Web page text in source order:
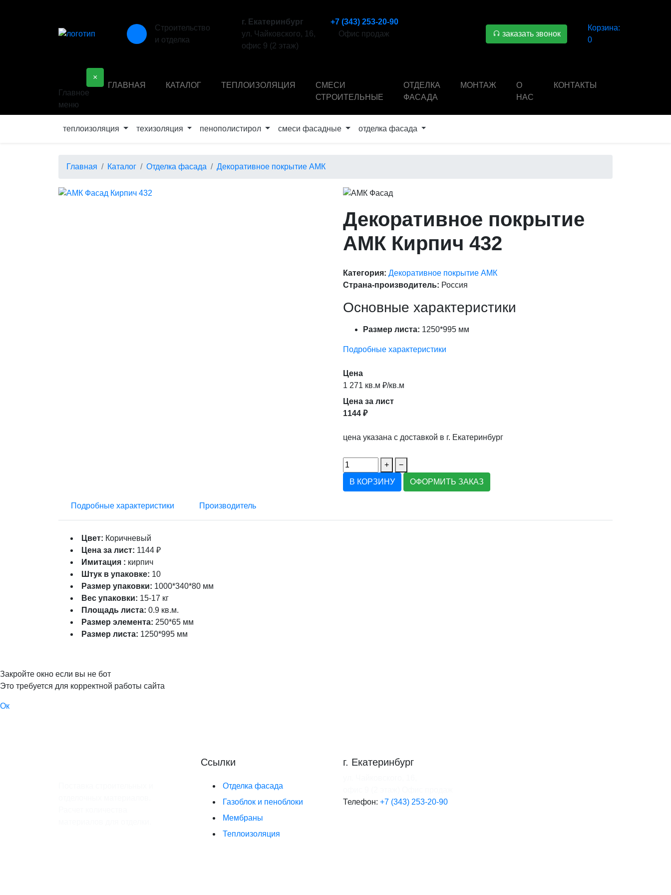
Строительство
и отделка
г. Екатеринбург
ул. Чайковского, 16,
офис 9 (2 этаж)
+7 (343) 253-20-90
Офис продаж
заказать звонок
Корзина:
0
×
Главное
меню
ГЛАВНАЯ КАТАЛОГ ТЕПЛОИЗОЛЯЦИЯ
СМЕСИ
СТРОИТЕЛЬНЫЕ
ОТДЕЛКА
ФАСАДА
МОНТАЖ
О
НАС
КОНТАКТЫ
теплоизоляция техизоляция пенополистирол смеси фасадные отделка фасада
Главная Каталог Отделка фасада Декоративное покрытие АМК
Декоративное покрытие
АМК Кирпич 432
Категория: Декоративное покрытие АМК
Страна-производитель: Россия
Основные характеристики
Размер листа: 1250*995 мм
Подробные характеристики
Цена
1 271 кв.м ₽/кв.м
Цена за лист
1144 ₽
цена указана с доставкой в г. Екатеринбург
+
−
В КОРЗИНУ
ОФОРМИТЬ ЗАКАЗ
Подробные характеристики Производитель
Цвет: Коричневый
Цена за лист: 1144 ₽
Имитация : кирпич
Штук в упаковке: 10
Размер упаковки: 1000*340*80 мм
Вес упаковки: 15-17 кг
Площадь листа: 0.9 кв.м.
Размер элемента: 250*65 мм
Размер листа: 1250*995 мм
Закройте окно если вы не бот
Это требуется для корректной работы сайта
Ок
Ссылки
Отделка фасада
Газоблок и пеноблоки
Мембраны
Теплоизоляция
г. Екатеринбург
Телефон: +7 (343) 253-20-90